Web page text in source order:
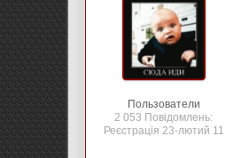
Пользователи
2 053 Повідомлень:
Реєстрація 23-лютий 11